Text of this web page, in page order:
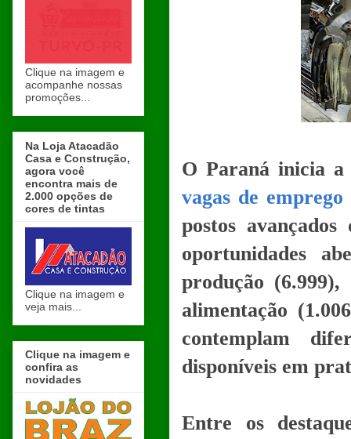
O Paraná inicia
vagas de
postos
oportunidades
produção
alimentação
contemplam
disponíveis em
Entre os
Clique na imagem e
acompanhe nossas
promoções...
Na Loja Atacadão
Casa e Construção,
agora você
encontra mais de
2.000 opções de
cores de tintas
Clique na imagem e
veja mais...
Clique na imagem e
confira as
novidades